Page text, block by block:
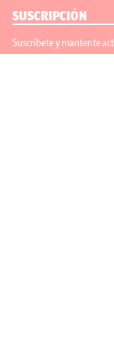
SUSCRIPCIÓN
Suscríbete y mantente